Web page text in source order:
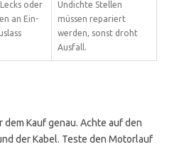
oder
an Ein-
Undichte Stellen
müssen repariert
werden, sonst droht
Ausfall.
Kauf genau. Achte auf den
der Kabel. Teste den Motorlauf